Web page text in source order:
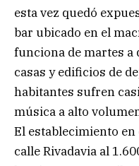
esta vez quedó
bar ubicado en el
funciona de martes a
casas y edificios de
habitantes sufren
música a alto
El establecimiento
calle Rivadavia al